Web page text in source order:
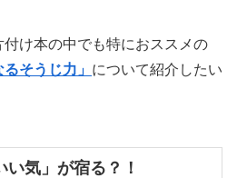
け本の中でも特におススメの
そうじ力」 について紹介したい
気」が宿る？！